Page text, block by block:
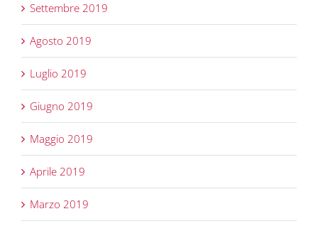
Settembre 2019
Agosto 2019
Luglio 2019
Giugno 2019
Maggio 2019
Aprile 2019
Marzo 2019